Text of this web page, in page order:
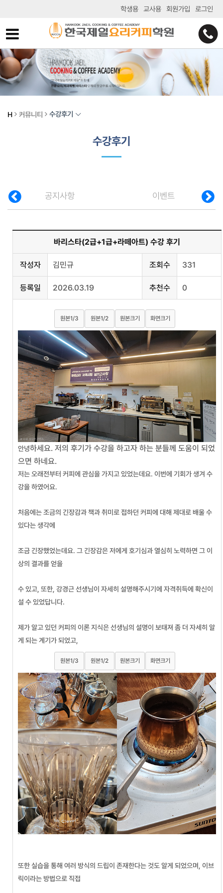
학생용 교사용 회원가입 로그인
H 커뮤니티 수강후기
수강후기
공지사항 이벤트
바리스타(2급+1급+라떼아트) 수강 후기
작성자 김민규 조회수 331
등록일 2026.03.19 추천수 0
원본1/3 원본1/2 원본크기 화면크기
안녕하세요. 저의 후기가 수강을 하고자 하는 분들께 도움이 되었
으면 하네요.
저는 오래전부터 커피에 관심을 가지고 있었는데요. 이번에 기회가 생겨 수
강을 하였어요.
처음에는 조금의 긴장감과 책과 취미로 접하던 커피에 대해 제대로 배울 수
있다는 생각에
조금 긴장했었는데요. 그 긴장감은 저에게 호기심과 열심히 노력하면 그 이
상의 결과를 얻을
수 있고, 또한, 강경근 선생님이 자세히 설명해주시기에 자격취득에 확신이
설 수 있었답니다.
제가 알고 있던 커피의 이론 지식은 선생님의 설명이 보태져 좀 더 자세히 알
게 되는 계기가 되었고,
원본1/3 원본1/2 원본크기 화면크기
또한 실습을 통해 여러 방식의 드립이 존재한다는 것도 알게 되었으며, 이브
릭이라는 방법으로 직접